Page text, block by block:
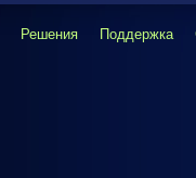
Решения Поддержка